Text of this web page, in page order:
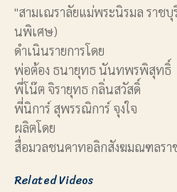
"สามเณราลัยแม่พระนิรมล ราชบุ
นพิเศษ)
ดำเนินรายการโดย
พ่อต้อง ธนายุทธ นันทพรพิสุทธิ์
พี่โน๊ต จิรายุทธ กลิ่นสวัสดิ์
พี่นิการ์ สุพรรณิการ์ จุงใจ
ผลิตโดย
สื่อมวลชนคาทอลิกสังฆมณฑลรา
Related Videos